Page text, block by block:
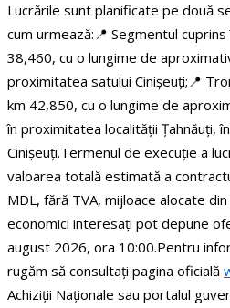
Lucrările sunt planificate pe două
cum urmează:📍 Segmentul
38,460, cu o lungime de
proximitatea satului Cinișeuți;📍
km 42,850, cu o lungime de
în proximitatea localității Țahnăuți,
Cinișeuți.Termenul de execuție a
valoarea totală estimată a
MDL, fără TVA, mijloace alocate
economici interesați pot depune
august 2026, ora 10:00.Pentru
rugăm să consultați pagina oficială
Achiziții Naționale sau portalul